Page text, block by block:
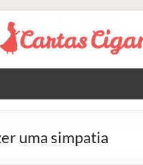
uma simpatia